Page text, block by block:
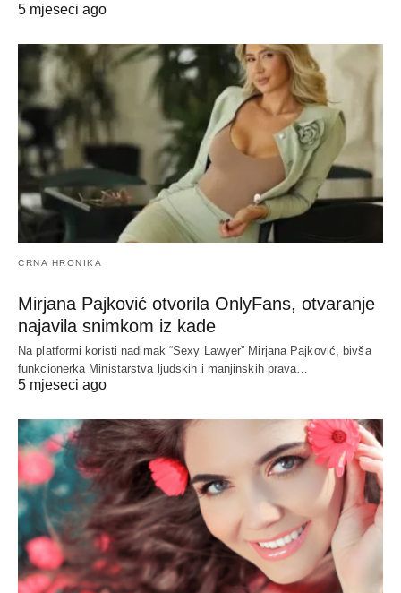
5 mjeseci ago
CRNA HRONIKA
Mirjana Pajković otvorila OnlyFans, otvaranje
najavila snimkom iz kade
Na platformi koristi nadimak “Sexy Lawyer” Mirjana Pajković, bivša
funkcionerka Ministarstva ljudskih i manjinskih prava…
5 mjeseci ago